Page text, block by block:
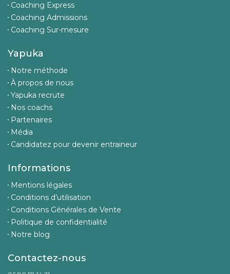
Coaching Express
Coaching Admissions
Coaching Sur-mesure
Yapuka
Notre méthode
À propos de nous
Yapuka recrute
Nos coachs
Partenaires
Média
Candidatez pour devenir entraineur
Informations
Mentions légales
Conditions d’utilisation
Conditions Générales de Vente
Politique de confidentialité
Notre blog
Contactez-nous